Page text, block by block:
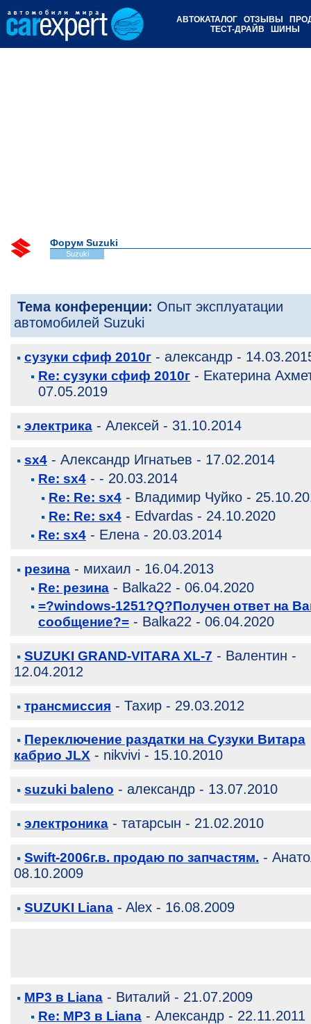
АВТОКАТАЛОГ ОТЗЫВЫ
ТЕСТ-ДРАЙВ
ШИНЫ
Форум Suzuki
Suzuki
Тема конференции: Опыт эксплуатации
автомобилей Suzuki
сузуки сфиф 2010г - александр -
Re: сузуки сфиф 2010г - Екатерина
07.05.2019
электрика - Алексей - 31.10.2014
sx4 - Александр Игнатьев - 17.02.2014
Re: sx4 - - 20.03.2014
Re: Re: sx4 - Владимир Чуйко -
Re: Re: sx4 - Edvardas - 24.10.2020
Re: sx4 - Елена - 20.03.2014
резина - михаил - 16.04.2013
Re: резина - Balka22 - 06.04.2020
=?windows-1251?Q?Получен ответ на
сообщение?= - Balka22 - 06.04.2020
SUZUKI GRAND-VITARA XL-7 - Валентин -
12.04.2012
трансмиссия - Тахир - 29.03.2012
Переключение раздатки на Сузуки Витара
кабрио JLX - nikvivi - 15.10.2010
suzuki baleno - александр - 13.07.2010
электроника - татарсын - 21.02.2010
Swift-2006г.в. продаю по запчастям. -
08.10.2009
SUZUKI Liana - Alex - 16.08.2009
MP3 в Liana - Виталий - 21.07.2009
Re: MP3 в Liana - Александр - 22.11.2011